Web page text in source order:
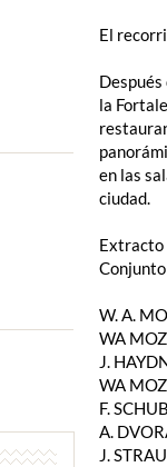
El
la
en las
ciudad.
Extracto
W. A.
WA
J.
WA
F.
A.
J.